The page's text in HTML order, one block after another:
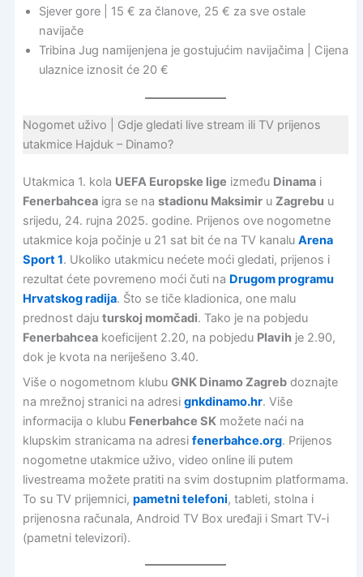
Sjever gore | 15 € za članove, 25 € za sve ostale
navijače
Tribina Jug namijenjena je gostujućim navijačima | Cijena
ulaznice iznosit će 20 €
Nogomet uživo | Gdje gledati live stream ili TV prijenos
utakmice Hajduk – Dinamo?
Utakmica 1. kola UEFA Europske lige između Dinamai
Fenerbahceaigra se na stadionu Maksimiru Zagrebu u
srijedu, 24. rujna 2025. godine. Prijenos ove nogometne
utakmice koja počinje u 21 sat bit će na TV kanalu Arena
Sport 1. Ukoliko utakmicu nećete moći gledati, prijenos i
rezultat ćete povremeno moći čuti na Drugom programu
Hrvatskog radija. Što se tiče kladionica, one malu
prednost daju turskoj momčadi. Tako je na pobjedu
Fenerbahceakoeficijent 2.20, na pobjedu Plavihje 2.90,
dok je kvota na neriješeno 3.40.
Više o nogometnom klubu GNK Dinamo Zagrebdoznajte
na mrežnoj stranici na adresi gnkdinamo.hr. Više
informacija o klubu Fenerbahce SKmožete naći na
klupskim stranicama na adresi fenerbahce.org. Prijenos
nogometne utakmice uživo, video online ili putem
livestreama možete pratiti na svim dostupnim platformama.
To su TV prijemnici, pametni telefoni, tableti, stolna i
prijenosna računala, Android TV Box uređaji i Smart TV-i
(pametni televizori).